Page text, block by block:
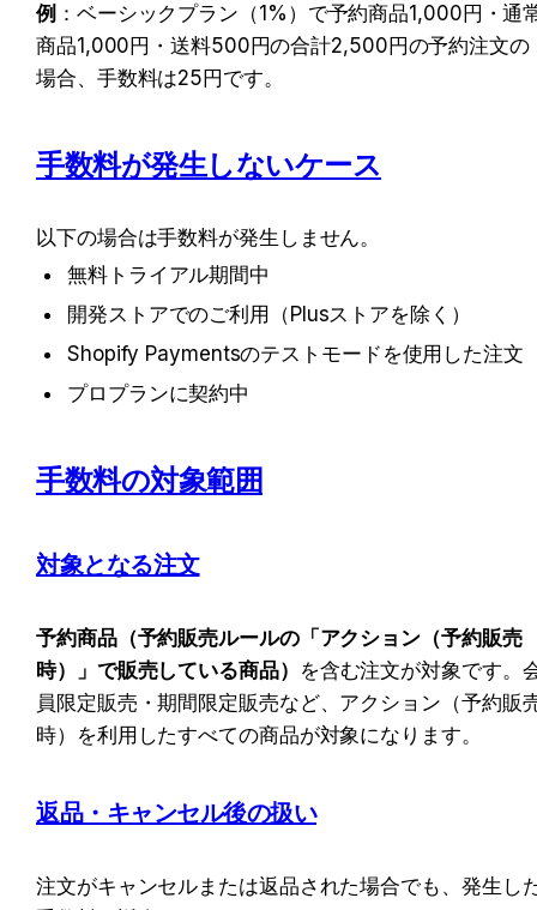
例 ： ベーシックプラン（1%）で予約商品1,000円・通
商品1,000円・送料500円の合計2,500円の予約注文の
場合、手数料は25円です。
手数料が発生しないケース
以下の場合は手数料が発生しません。
無料トライアル期間中
開発ストアでのご利用（Plusストアを除く）
Shopify Paymentsのテストモードを使用した注文
プロプランに契約中
手数料の対象範囲
対象となる注文
予約商品（予約販売ルールの「アクション（予約販売
時）」で販売している商品） を含む注文が対象です。
員限定販売・期間限定販売など、アクション（予約販
時）を利用したすべての商品が対象になります。
返品・キャンセル後の扱い
注文がキャンセルまたは返品された場合でも、発生し